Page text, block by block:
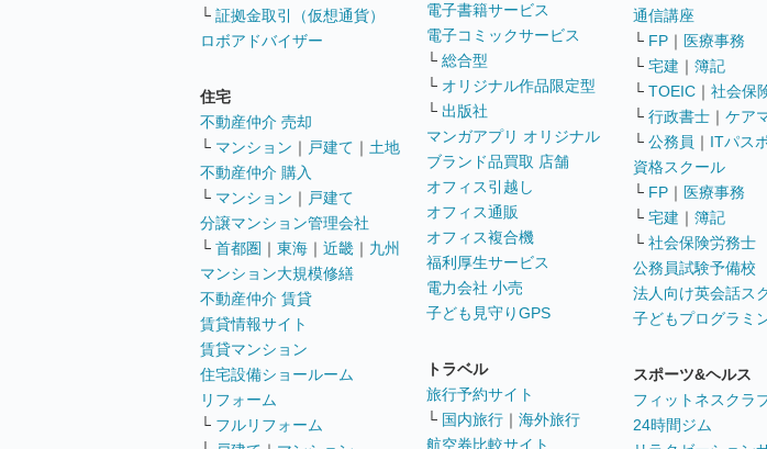
└ 証拠金取引（仮想通貨）
ロボアドバイザー
住宅
不動産仲介 売却
└ マンション ｜ 戸建て ｜ 土地
不動産仲介 購入
└ マンション ｜ 戸建て
分譲マンション管理会社
└ 首都圏 ｜ 東海 ｜ 近畿 ｜ 九州
マンション大規模修繕
不動産仲介 賃貸
賃貸情報サイト
賃貸マンション
住宅設備ショールーム
リフォーム
└ フルリフォーム
電子書籍サービス
電子コミックサービス
└ 総合型
└ オリジナル作品限定型
└ 出版社
マンガアプリ オリジナル
ブランド品買取 店舗
オフィス引越し
オフィス通販
オフィス複合機
福利厚生サービス
電力会社 小売
子ども見守りGPS
トラベル
旅行予約サイト
└ 国内旅行 ｜ 海外旅行
航空券比較サイト
通信講座
└ FP ｜ 医療事務
└ 宅建 ｜ 簿記
└ TOEIC ｜ 社会保
└ 行政書士 ｜ ケア
└ 公務員 ｜ ITパス
資格スクール
└ FP ｜ 医療事務
└ 宅建 ｜ 簿記
└ 社会保険労務士
公務員試験予備校
法人向け英会話ス
子どもプログラミ
スポーツ&ヘルス
フィットネスクラ
24時間ジム